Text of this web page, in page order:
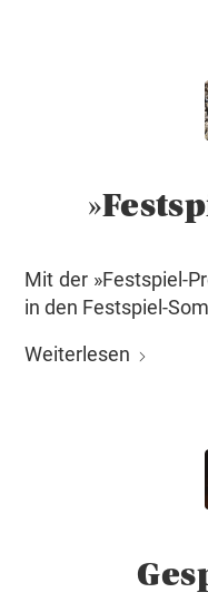
Mit der »Festspiel-
in den Festspiel-
Weiterlesen